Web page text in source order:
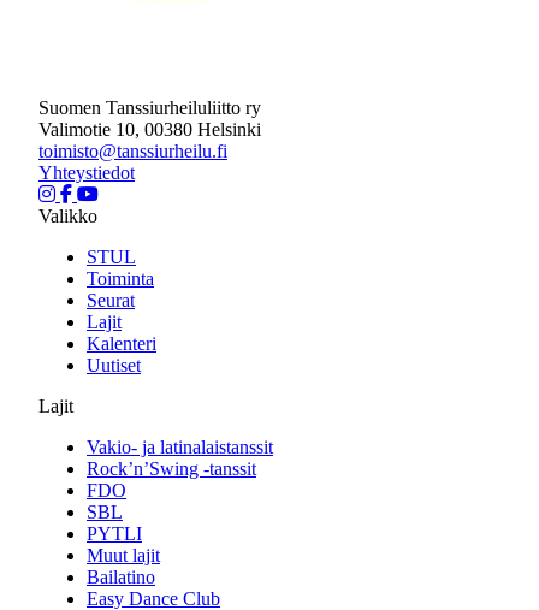
Suomen Tanssiurheiluliitto ry
Valimotie 10, 00380 Helsinki
toimisto@tanssiurheilu.fi
Yhteystiedot
Valikko
STUL
Toiminta
Seurat
Lajit
Kalenteri
Uutiset
Lajit
Vakio- ja latinalaistanssit
Rock’n’Swing -tanssit
FDO
SBL
PYTLI
Muut lajit
Bailatino
Easy Dance Club